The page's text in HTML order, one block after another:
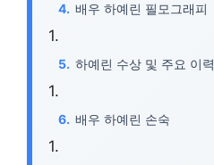
배우 하예린 필모그래피
하예린 수상 및 주요 이력
배우 하예린 손숙